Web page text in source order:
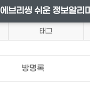
에브리씽 쉬운 정보알리
태그
방명록